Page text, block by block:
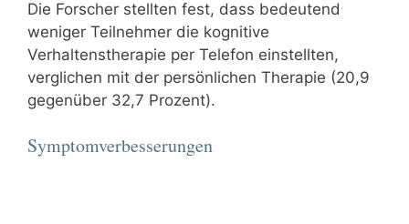
Die Forscher stellten fest, dass bedeutend
weniger Teilnehmer die kognitive
Verhaltenstherapie per Telefon einstellten,
verglichen mit der persönlichen Therapie (20,9
gegenüber 32,7 Prozent).
Symptomverbesserungen